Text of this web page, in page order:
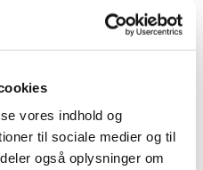
vores indhold og
til sociale medier og til
også oplysninger om
om
pr. 1. januar